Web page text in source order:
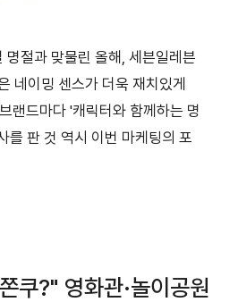
명절과 맞물린 올해, 세븐일레븐
네이밍 센스가 더욱 재치있게
랜드마다 '캐릭터와 함께하는 명
를 판 것 역시 이번 마케팅의 포
쿠?" 영화관·놀이공원